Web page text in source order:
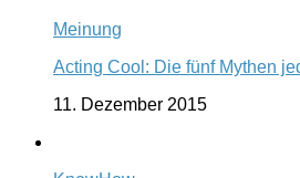
Meinung
Acting Cool: Die fünf Mythen
11. Dezember 2015